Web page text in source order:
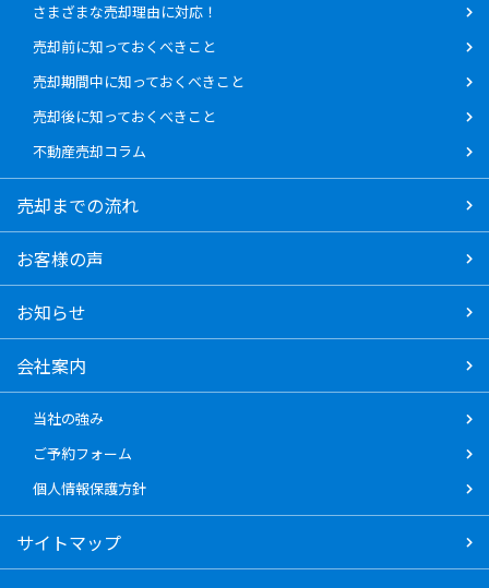
さまざまな売却理由に対応！
売却前に知っておくべきこと
売却期間中に知っておくべきこと
売却後に知っておくべきこと
不動産売却コラム
売却までの流れ
お客様の声
お知らせ
会社案内
当社の強み
ご予約フォーム
個人情報保護方針
サイトマップ